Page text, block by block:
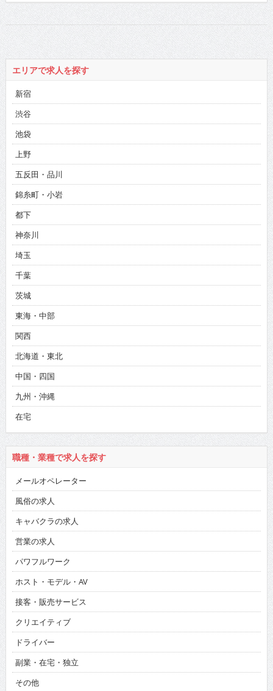
エリアで求人を探す
新宿
渋谷
池袋
上野
五反田・品川
錦糸町・小岩
都下
神奈川
埼玉
千葉
茨城
東海・中部
関西
北海道・東北
中国・四国
九州・沖縄
在宅
職種・業種で求人を探す
メールオペレーター
風俗の求人
キャバクラの求人
営業の求人
パワフルワーク
ホスト・モデル・AV
接客・販売サービス
クリエイティブ
ドライバー
副業・在宅・独立
その他